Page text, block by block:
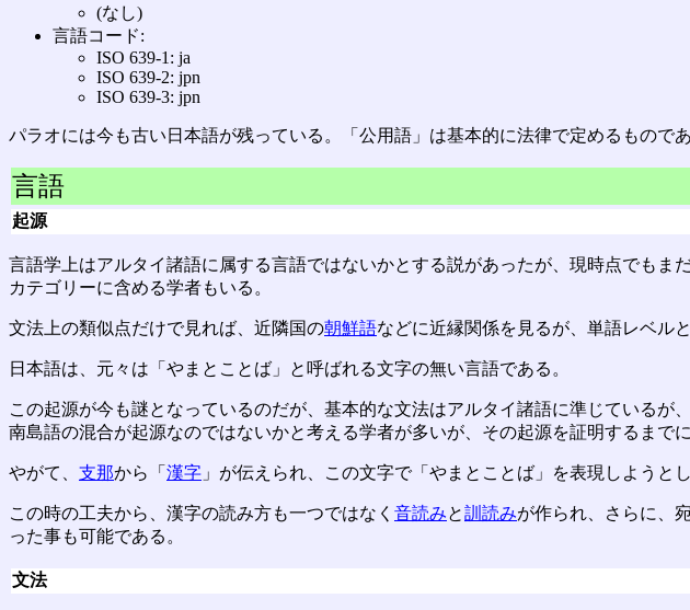
(なし)
言語コード:
ISO 639-1: ja
ISO 639-2: jpn
ISO 639-3: jpn
パラオには今も古い日本語が残っている。「公用語」は基本的に法律で定めるもので
言語
起源
言語学上はアルタイ諸語に属する言語ではないかとする説があったが、現時点でも
カテゴリーに含める学者もいる。
文法上の類似点だけで見れば、近隣国の朝鮮語などに近縁関係を見るが、単語レベル
日本語は、元々は「やまとことば」と呼ばれる文字の無い言語である。
この起源が今も謎となっているのだが、基本的な文法はアルタイ諸語に準じている
南島語の混合が起源なのではないかと考える学者が多いが、その起源を証明するまで
やがて、 支那から「 漢字 」が伝えられ、この文字で「やまとことば」を表現しようと
この時の工夫から、漢字の読み方も一つではなく 音読みと訓読みが作られ、さらに、
った事も可能である。
文法